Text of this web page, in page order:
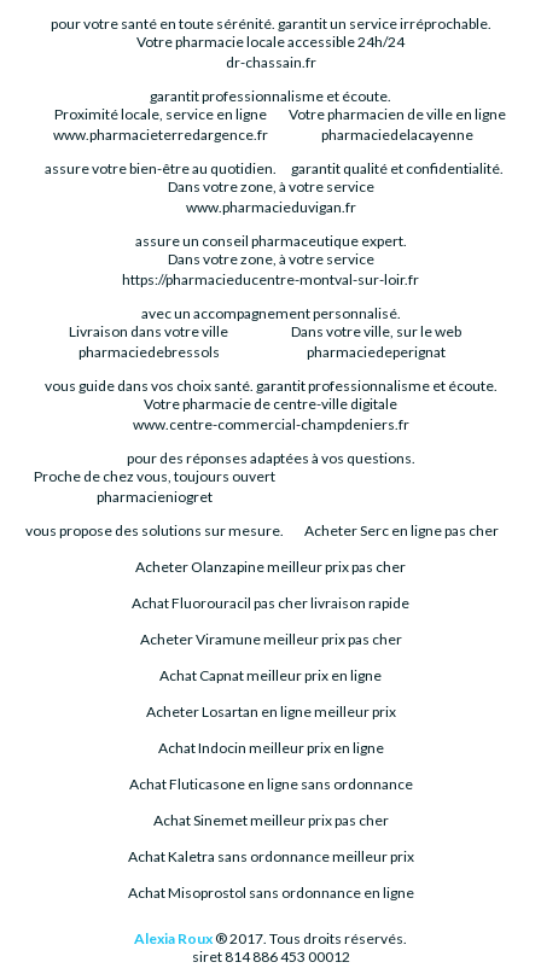
pour votre santé en toute sérénité. garantit un service irréprochable.
Votre pharmacie locale accessible 24h/24
dr-chassain.fr
garantit professionnalisme et écoute.
Proximité locale, service en ligne
www.pharmacieterredargence.fr
assure votre bien-être au quotidien.
Votre pharmacien de ville en ligne
pharmaciedelacayenne
garantit qualité et confidentialité.
Dans votre zone, à votre service
www.pharmacieduvigan.fr
assure un conseil pharmaceutique expert.
Dans votre zone, à votre service
https://pharmacieducentre-montval-sur-loir.fr
avec un accompagnement personnalisé.
Livraison dans votre ville
pharmaciedebressols
vous guide dans vos choix santé.
Dans votre ville, sur le web
pharmaciedeperignat
garantit professionnalisme et écoute.
Votre pharmacie de centre-ville digitale
www.centre-commercial-champdeniers.fr
pour des réponses adaptées à vos questions.
Proche de chez vous, toujours ouvert
pharmacieniogret
vous propose des solutions sur mesure.
Acheter Serc en ligne pas cher
Acheter Olanzapine meilleur prix pas cher
Achat Fluorouracil pas cher livraison rapide
Acheter Viramune meilleur prix pas cher
Achat Capnat meilleur prix en ligne
Acheter Losartan en ligne meilleur prix
Achat Indocin meilleur prix en ligne
Achat Fluticasone en ligne sans ordonnance
Achat Sinemet meilleur prix pas cher
Achat Kaletra sans ordonnance meilleur prix
Achat Misoprostol sans ordonnance en ligne
Alexia Roux® 2017. Tous droits réservés.
siret 814 886 453 00012